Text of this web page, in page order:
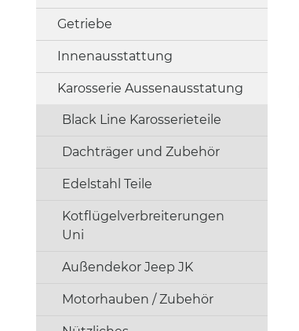
Getriebe
Innenausstattung
Karosserie Aussenausstatung
Black Line Karosserieteile
Dachträger und Zubehör
Edelstahl Teile
Kotflügelverbreiterungen
Uni
Außendekor Jeep JK
Motorhauben / Zubehör